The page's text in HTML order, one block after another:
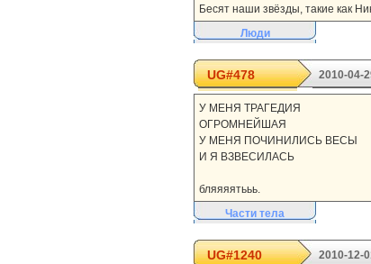
Бесят наши звёзды, такие как
Люди
UG#478 2010-04-
У МЕНЯ ТРАГЕДИЯ
ОГРОМНЕЙШАЯ
У МЕНЯ ПОЧИНИЛИСЬ ВЕСЫ
И Я ВЗВЕСИЛАСЬ
бляяяятььь.
Части тела
UG#1240 2010-12-